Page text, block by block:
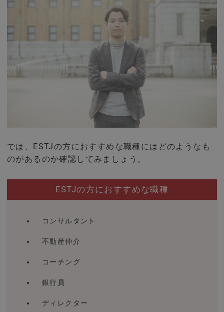
では、ESTJの方におすすめな職種にはどのようなも
のがあるのか確認してみましょう。
ESTJの方におすすめな職種
コンサルタント
不動産仲介
コーチング
銀行員
ディレクター